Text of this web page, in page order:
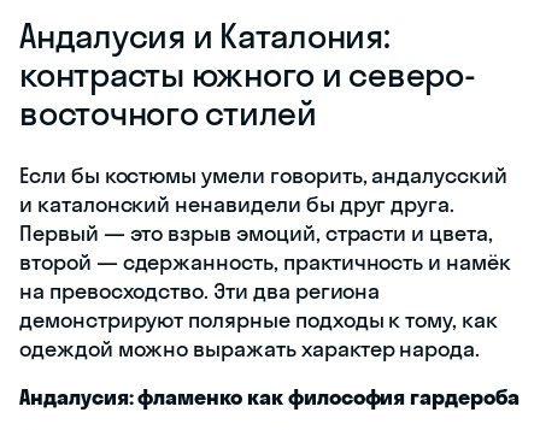
Андалусия и Каталония:
контрасты южного и северо-
восточного стилей
Если бы костюмы умели говорить, андалусский
и каталонский ненавидели бы друг друга.
Первый — это взрыв эмоций, страсти и цвета,
второй — сдержанность, практичность и намёк
на превосходство. Эти два региона
демонстрируют полярные подходы к тому, как
одеждой можно выражать характер народа.
Андалусия: фламенко как философия гардероба